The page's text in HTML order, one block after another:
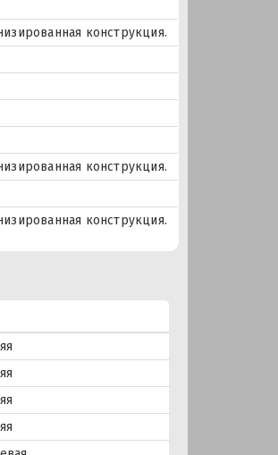
конструкция.
конструкция.
конструкция.